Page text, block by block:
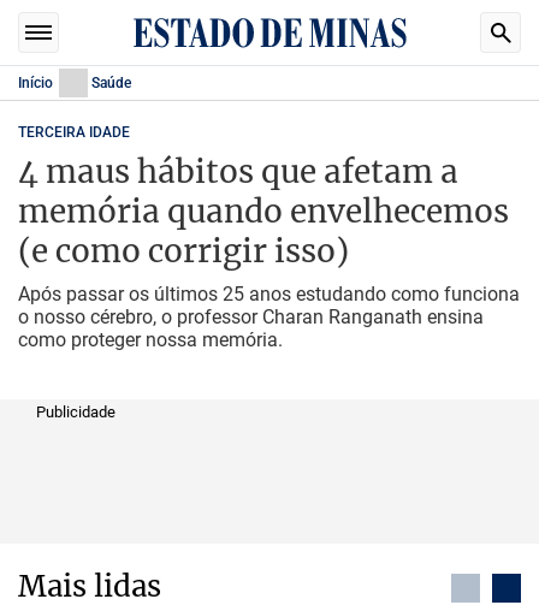
Início Saúde
TERCEIRA IDADE
4 maus hábitos que afetam a
memória quando envelhecemos
(e como corrigir isso)
Após passar os últimos 25 anos estudando como funciona
o nosso cérebro, o professor Charan Ranganath ensina
como proteger nossa memória.
Publicidade
Mais lidas